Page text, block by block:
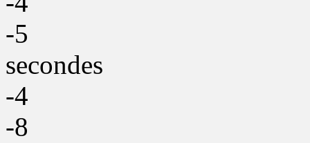
-5
secondes
-4
-8